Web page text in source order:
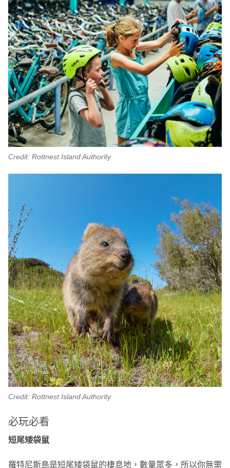
Credit: Rottnest Island Authority
Credit: Rottnest Island Authority
必玩必看
短尾矮袋鼠
羅特尼斯島是短尾矮袋鼠的棲息地，數量眾多，所以你無需